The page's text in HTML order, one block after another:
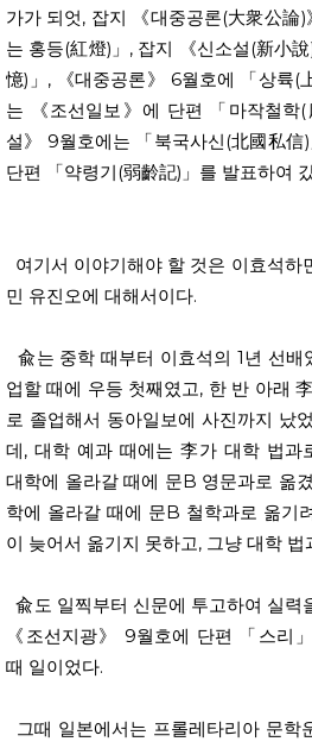
가가 되엇, 잡지 《대중공론(大衆公論
는 홍등(紅燈)」, 잡지 《신소설(新小
憶)」, 《대중공론》 6월호에 「상륙(
는 《조선일보》에 단편 「마작철학
설》 9월호에는 「북국사신(北國私信
단편 「약령기(弱齡記)」를 발표하여
여기서 이야기해야 할 것은 이효석하
민 유진오에 대해서이다.
兪는 중학 때부터 이효석의 1년 선배
업할 때에 우등 첫째였고, 한 반 아래
로 졸업해서 동아일보에 사진까지 났
데, 대학 예과 때에는 李가 대학 법과
대학에 올라갈 때에 문B 영문과로 옮
학에 올라갈 때에 문B 철학과로 옮기
이 늦어서 옮기지 못하고, 그냥 대학 법
兪도 일찍부터 신문에 투고하여 실력
《조선지광》 9월호에 단편 「스리
때 일이었다.
그때 일본에서는 프롤레타리아 문학